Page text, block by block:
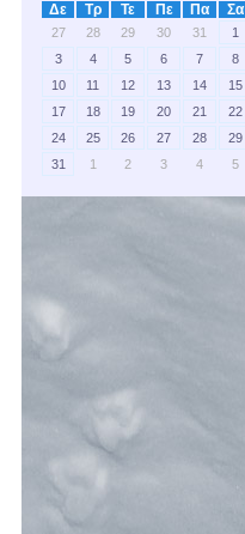
Δε
Τρ Τε Πε Πα Σα
27 28 29 30 31 1
3
4 5 6 7 8
10
11 12 13 14 15
17
18 19 20 21 22
24
25 26 27 28 29
31
1 2 3 4 5